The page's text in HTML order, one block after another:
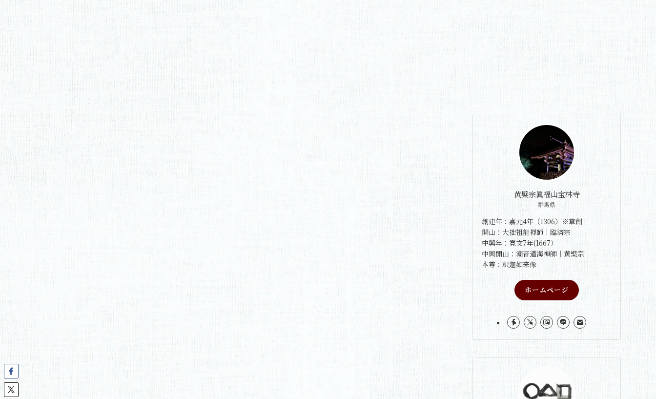
黄檗宗眞福山宝林寺
群馬県
創建年：嘉元4年（1306）※草創
開山：大拙祖能禅師｜臨済宗
中興年：寛文7年(1667）
中興開山：潮音道海禅師｜黄檗宗
本尊：釈迦如来像
ホームページ